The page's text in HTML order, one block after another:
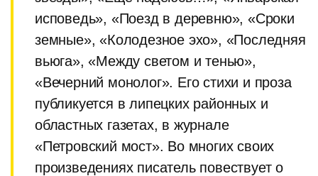
исповедь», «Поезд в деревню», «Сроки
земные», «Колодезное эхо», «Последняя
вьюга», «Между светом и тенью»,
«Вечерний монолог». Его стихи и проза
публикуется в липецких районных и
областных газетах, в журнале
«Петровский мост». Во многих своих
произведениях писатель повествует о